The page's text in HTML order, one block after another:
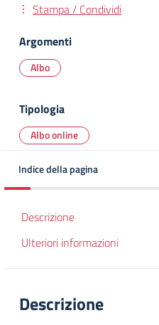
Stampa / Condividi
Argomenti
Albo
Tipologia
Albo online
Indice della pagina
Descrizione
Ulteriori informazioni
Descrizione